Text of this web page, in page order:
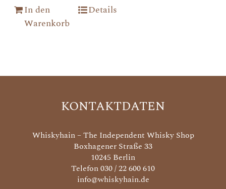
In den
Warenkorb
Details
KONTAKTDATEN
Whiskyhain – The Independent Whisky Shop
Boxhagener Straße 33
10245 Berlin
Telefon 030 / 22 600 610
info@whiskyhain.de